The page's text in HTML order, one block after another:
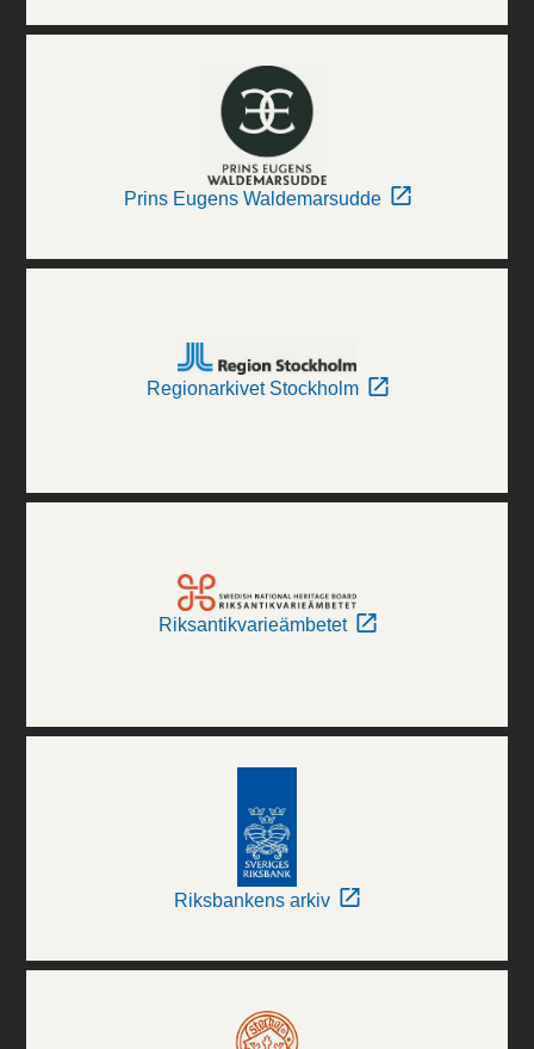
Prins Eugens Waldemarsudde
Regionarkivet Stockholm
Riksantikvarieämbetet
Riksbankens arkiv